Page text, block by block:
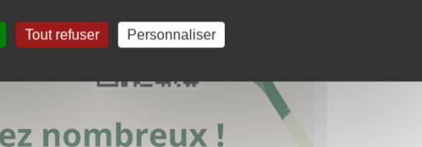
Tout refuser Personnaliser